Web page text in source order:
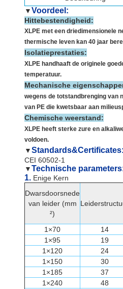
▼Voordeel:
Hittebestendigheid:
XLPE met een driedimensionele
thermische leven kan 40 jaar
Isolatieprestaties:
XLPE handhaaft de originele
temperatuur.
Mechanische
wegens de totstandbrenging van
van PE die kwetsbaar aan
Chemische weerstand:
XLPE heeft sterke zure en
voldoen.
▼Standards&Certificates:
CEI 60502-1
▼Technische
1. Enige Kern
Dwarsdoorsnede
van leider (mm
²)
1×70
14
1×95
19
1×120
24
1×150
30
1×185
37
1×240
48